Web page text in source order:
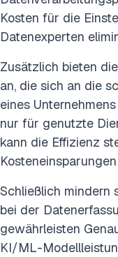
Kosten für die
Datenexperten
Zusätzlich bieten
an, die sich an die
eines
nur für genutzte
kann die Effizienz
Schließlich mindern
bei der
gewährleisten
KI/ML-